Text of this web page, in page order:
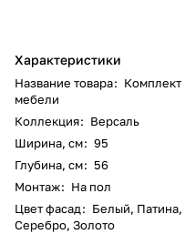
Характеристики
Название товара: Комплект
мебели
Коллекция: Версаль
Ширина, см: 95
Глубина, см: 56
Монтаж: На пол
Цвет фасад: Белый, Патина,
Серебро, Золото